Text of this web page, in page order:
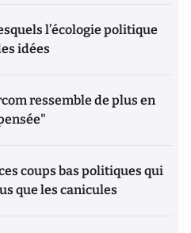
l’écologie politique
idées
ressemble de plus en
coups bas politiques qui
que les canicules